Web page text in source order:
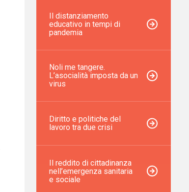
Il distanziamento
educativo in tempi di
pandemia
Noli me tangere.
L’asocialità imposta da un
virus
Diritto e politiche del
lavoro tra due crisi
Il reddito di cittadinanza
nell’emergenza sanitaria
e sociale